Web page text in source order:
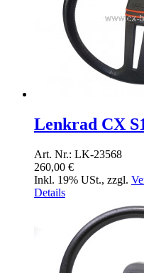
Lenkrad CX
Art. Nr.: LK-23568
260,00 €
Inkl. 19% USt., zzgl.
Details